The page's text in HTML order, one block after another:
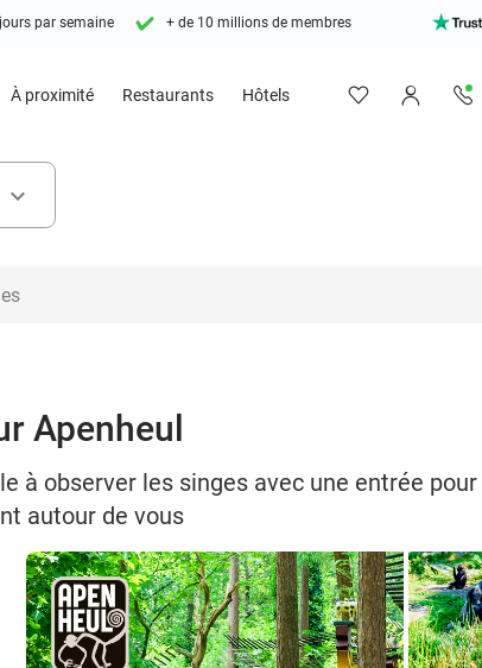
par semaine + de 10 millions de membres
À proximité Restaurants Hôtels
keyboard_arrow_down
Apenheul
à observer les singes avec une entrée
autour de vous